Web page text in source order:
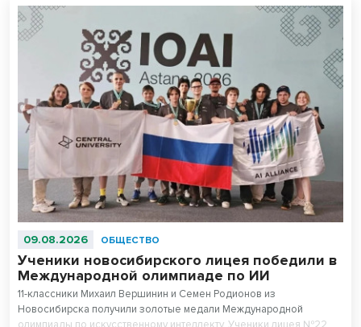
09.08.2026 ОБЩЕСТВО
Ученики новосибирского лицея победили в
Международной олимпиаде по ИИ
11-классники Михаил Вершинин и Семен Родионов из
Новосибирска получили золотые медали Международной